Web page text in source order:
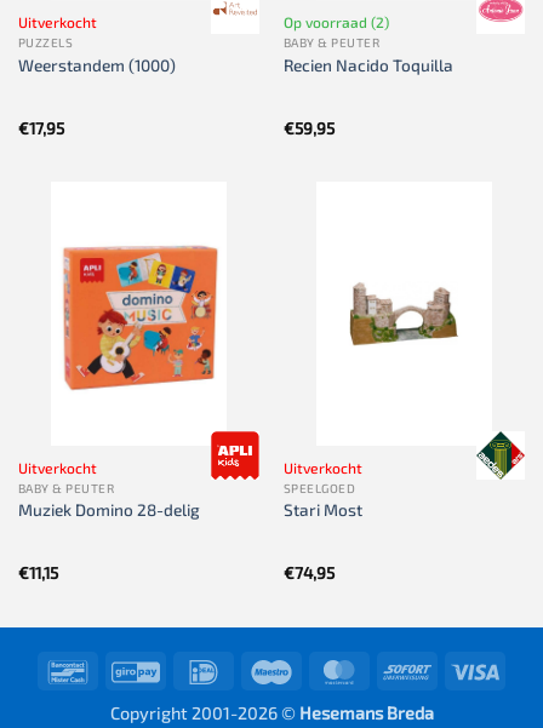
Uitverkocht
PUZZELS
Weerstandem (1000)
€17,95
Op voorraad (2)
BABY & PEUTER
Recien Nacido Toquilla
€59,95
Uitverkocht
BABY & PEUTER
Muziek Domino 28-delig
€11,15
Uitverkocht
SPEELGOED
Stari Most
€74,95
BancontactGiroPay IDeal Maestro MasterCardSofort
Copyright 2001-2026 © Hesemans Breda